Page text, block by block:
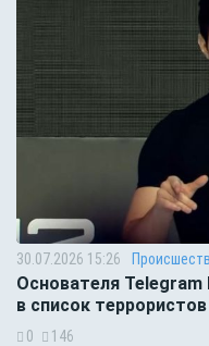
30.07.2026 15:26
Основателя
в список
0 146